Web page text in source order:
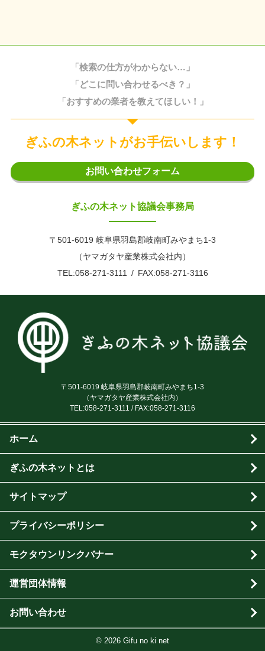
「検索の仕方がわからない…」
「どこに問い合わせるべき？」
「おすすめの業者を教えてほしい！」
ぎふの木ネットがお手伝いします！
お問い合わせフォーム
ぎふの木ネット協議会事務局
〒501-6019 岐阜県羽島郡岐南町みやまち1-3
（ヤマガタヤ産業株式会社内）
TEL:058-271-3111
FAX:058-271-3116
〒501-6019 岐阜県羽島郡岐南町みやまち1-3
（ヤマガタヤ産業株式会社内）
TEL:058-271-3111 / FAX:058-271-3116
ホーム
ぎふの木ネットとは
サイトマップ
プライバシーポリシー
モクタウンリンクバナー
運営団体情報
お問い合わせ
© 2026 Gifu no ki net